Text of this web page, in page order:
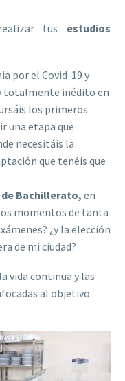
tus estudios
por el Covid-19 y
totalmente inédito en
los primeros
una etapa que
necesitáis la
que tenéis que
de Bachillerato,en
momentos de tanta
¿y la elección
de mi ciudad?
vida continua y las
al objetivo